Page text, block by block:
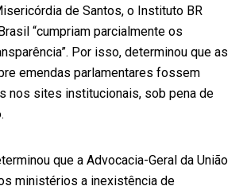
de Santos, o Instituto BR
“cumpriam parcialmente os
Por isso, determinou que as
emendas parlamentares fossem
nos sites institucionais, sob pena de
que a Advocacia-Geral da União
ministérios a inexistência de